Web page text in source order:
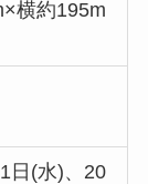
横約195m
日(水)、20